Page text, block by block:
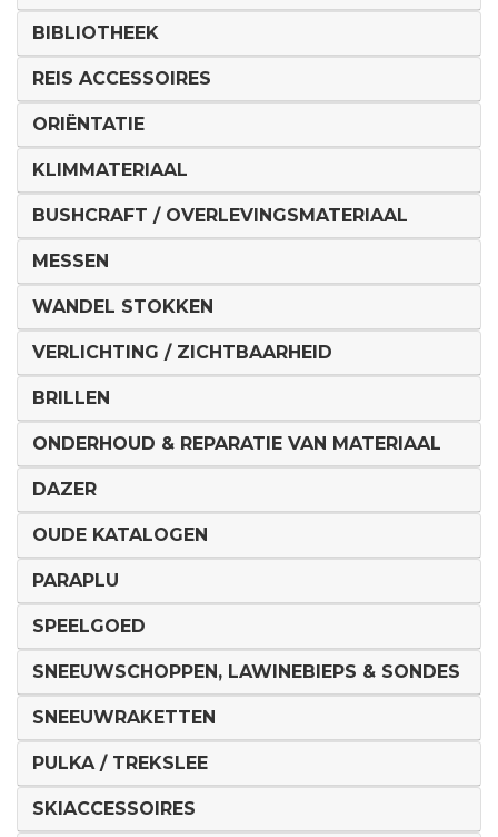
BIBLIOTHEEK
REIS ACCESSOIRES
ORIËNTATIE
KLIMMATERIAAL
BUSHCRAFT / OVERLEVINGSMATERIAAL
MESSEN
WANDEL STOKKEN
VERLICHTING / ZICHTBAARHEID
BRILLEN
ONDERHOUD & REPARATIE VAN MATERIAAL
DAZER
OUDE KATALOGEN
PARAPLU
SPEELGOED
SNEEUWSCHOPPEN, LAWINEBIEPS & SONDES
SNEEUWRAKETTEN
PULKA / TREKSLEE
SKIACCESSOIRES